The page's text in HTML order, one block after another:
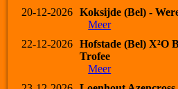
20-12-2026
Koksijde (Bel) -
Meer
22-12-2026
Hofstade (Bel) X²O
Trofee
Meer